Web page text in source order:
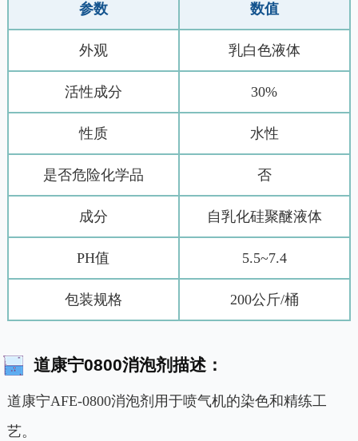
参数
外观
活性成分
性质
是否危险化学品
成分
PH值
包装规格
数值
乳白色液体
30%
水性
否
自乳化硅聚醚液体
5.5~7.4
200公斤/桶
道康宁0800消泡剂描述：
道康宁AFE-0800消泡剂用于喷气机的染色和精练工
艺。